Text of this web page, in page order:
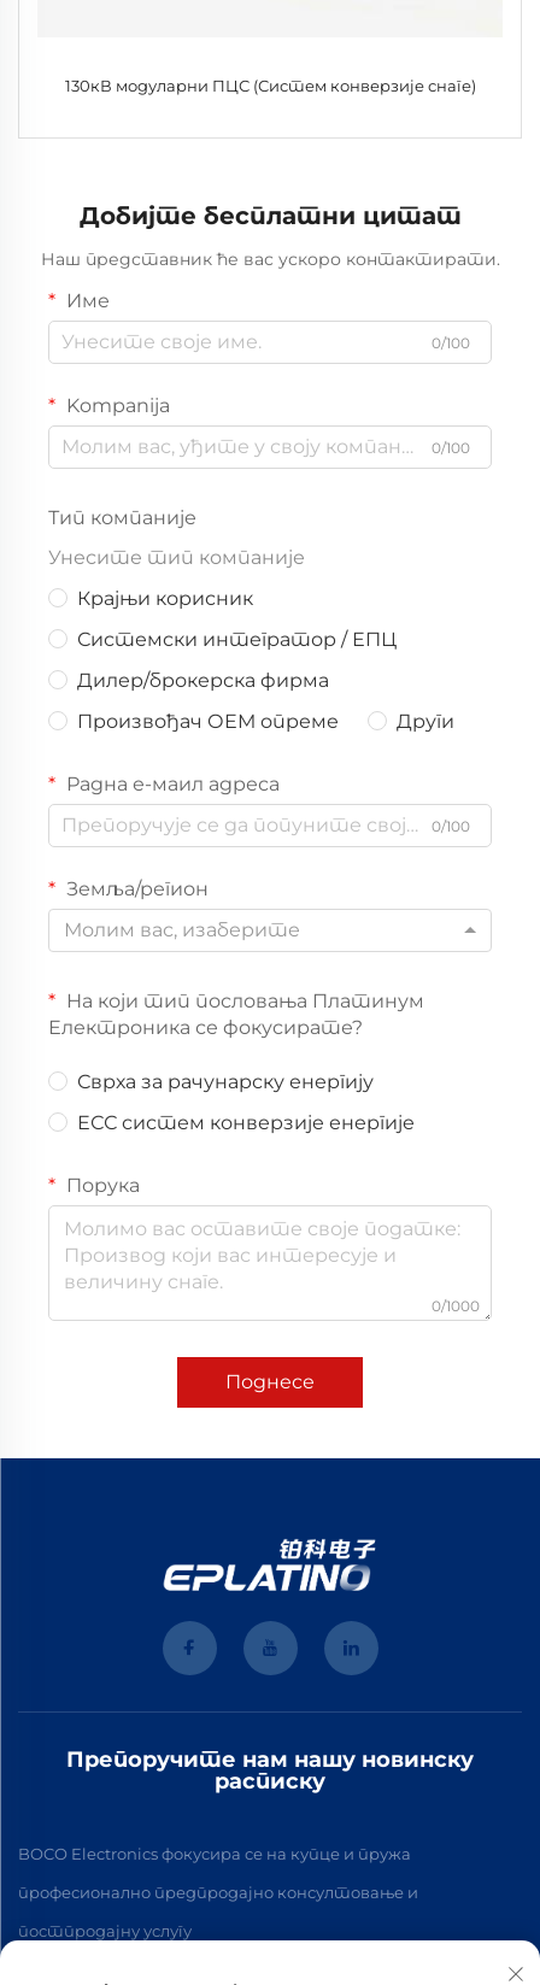
130кВ модуларни ПЦС (Систем конверзије снаге)
Добијте бесплатни цитат
Наш представник ће вас ускоро контактирати.
Име
0/100
Kompanija
0/100
Тип компаније
Унесите тип компаније
Крајњи корисник
Системски интегратор / ЕПЦ
Дилер/брокерска фирма
Произвођач ОЕМ опреме
Други
Радна е-маил адреса
0/100
Земља/регион
Молим вас, изаберите
На који тип пословања Платинум
Електроника се фокусирате?
Сврха за рачунарску енергију
ЕСС систем конверзије енергије
Порука
0/1000
Поднесе
Препоручите нам нашу новинску
расписку
BOCO Electronics фокусира се на купце и пружа
професионално предпродајно консултовање и
постпродајну услугу